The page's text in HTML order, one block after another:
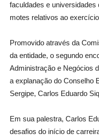
faculdades e
motes relativos ao
Promovido através da
da entidade, o segundo
Administração e Negócios
a explanação do Conselho
Sergipe, Carlos Eduardo
Em sua palestra, Carlos
desafios do início de